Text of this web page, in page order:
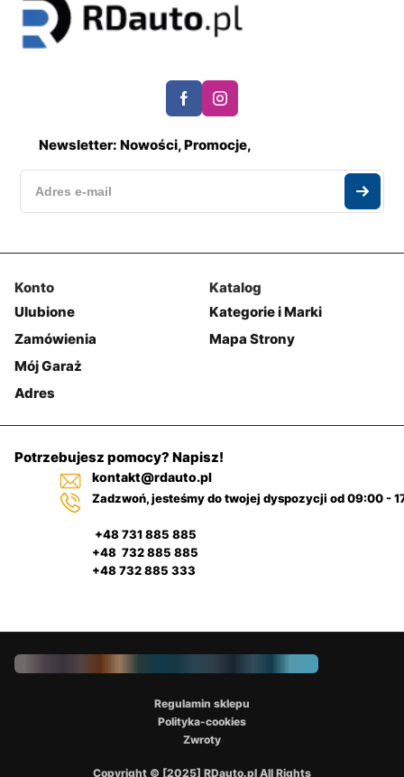
Newsletter: Nowości, Promocje,
Konto
Ulubione
Zamówienia
Mój Garaż
Adres
Katalog
Kategorie i Marki
Mapa Strony
Potrzebujesz pomocy? Napisz!
kontakt@rdauto.pl
Zadzwoń, jesteśmy do twojej dyspozycji od 09:00 -
+48 731 885 885
+48 732 885 885
+48 732 885 333
Copyright © [2025] RDauto.pl All Rights
Regulamin sklepu
Polityka-cookies
Zwroty